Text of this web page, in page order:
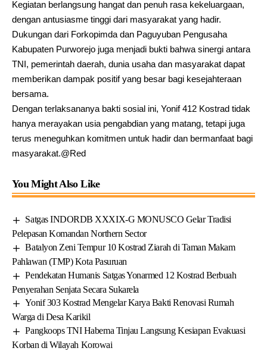
Kegiatan berlangsung hangat dan penuh rasa kekeluargaan,
dengan antusiasme tinggi dari masyarakat yang hadir.
Dukungan dari Forkopimda dan Paguyuban Pengusaha
Kabupaten Purworejo juga menjadi bukti bahwa sinergi antara
TNI, pemerintah daerah, dunia usaha dan masyarakat dapat
memberikan dampak positif yang besar bagi kesejahteraan
bersama.
Dengan terlaksananya bakti sosial ini, Yonif 412 Kostrad tidak
hanya merayakan usia pengabdian yang matang, tetapi juga
terus meneguhkan komitmen untuk hadir dan bermanfaat bagi
masyarakat.@Red
You Might Also Like
Satgas INDORDB XXXIX-G MONUSCO Gelar Tradisi
Pelepasan Komandan Northern Sector
Batalyon Zeni Tempur 10 Kostrad Ziarah di Taman Makam
Pahlawan (TMP) Kota Pasuruan
Pendekatan Humanis Satgas Yonarmed 12 Kostrad Berbuah
Penyerahan Senjata Secara Sukarela
Yonif 303 Kostrad Mengelar Karya Bakti Renovasi Rumah
Warga di Desa Karikil
Pangkoops TNI Habema Tinjau Langsung Kesiapan Evakuasi
Korban di Wilayah Korowai